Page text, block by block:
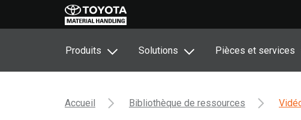
Produits Solutions Pièces et services
Accueil Bibliothèque de ressources